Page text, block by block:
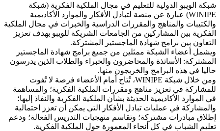
شبكة الويبو الدولية للتعليم في مجال الملكية الفكرية (شبكة
WINIPE) عبارة عن منصة لتبادل الأفكار والموارد الأكاديمية
والكتيبات والمناهج والمقررات الدراسية والخبرات في مجال الملكية
الفكرية بين المشاركين من الجامعات الشريكة للويبو بهدف تعزيز
التعاون بين برامج شهادة الماجستير المشتركة.
ويشمل أعضاء الشبكة ممثلين من جميع برامج شهادة الماجستير
المشتركة: الأساتذة والمحاضرون والخبراء والطلاب الذين يدرسون
حاليا في هذه البرامج والخريجون منها.
ومن خلال شبكة WINIPE، تُتاح أمام الأعضاء فرصة لا تُفوت
للمشاركة في تعزيز مناهج ومقررات الملكية الفكرية؛ والمساهمة
في الموارد الأكاديمية الحديثة بشأن الملكية الفكرية والنفاذ إليها؛
والمشاركة في عمليات تبادل الأفكار التي يمكن أن تعزز احتمالية
إطلاق مبادرات مشتركة؛ وتقاسم منهجيات التدريس الفعالة؛ ودعم
تعليم الشباب في كل أنحاء المعمورة حول الملكية الفكرية.